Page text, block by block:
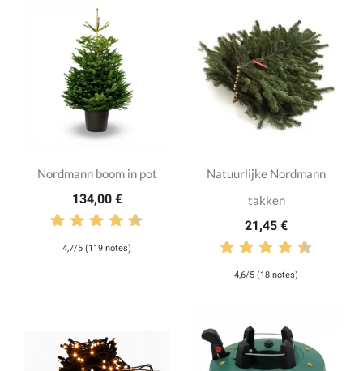
Nordmann boom in pot
134,00 €
4,7/5 (119 notes)
Natuurlijke Nordmann
takken
21,45 €
4,6/5 (18 notes)